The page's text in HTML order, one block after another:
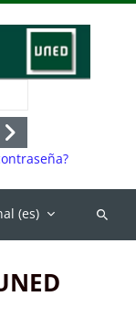
Acceder
‎(es)‎
Buscar